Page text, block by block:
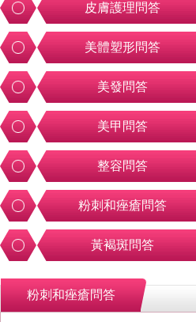
皮膚護理問答
美體塑形問答
美發問答
美甲問答
整容問答
粉刺和痤瘡問答
黃褐斑問答
粉刺和痤瘡問答